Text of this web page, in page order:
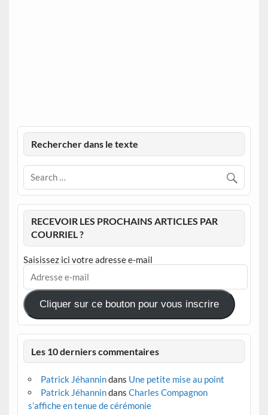
Rechercher dans le texte
RECEVOIR LES PROCHAINS ARTICLES PAR
COURRIEL ?
Saisissez ici votre adresse e-mail
Adresse
mail
Cliquer sur ce bouton pour vous inscrire
Les 10 derniers commentaires
Patrick Jéhannindans Une petite mise au point
Patrick Jéhannindans Charles Compagnon
s’affiche en tenue de cérémonie